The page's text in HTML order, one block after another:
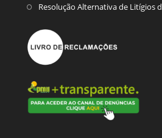
Resolução Alternativa de Litígios